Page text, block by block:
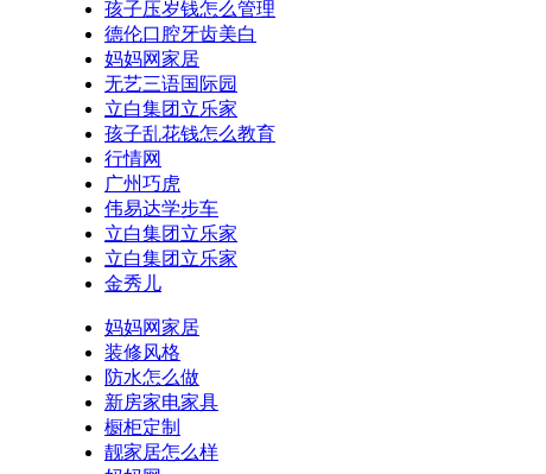
孩子压岁钱怎么管理
德伦口腔牙齿美白
妈妈网家居
无艺三语国际园
立白集团立乐家
孩子乱花钱怎么教育
行情网
广州巧虎
伟易达学步车
立白集团立乐家
立白集团立乐家
金秀儿
妈妈网家居
装修风格
防水怎么做
新房家电家具
橱柜定制
靓家居怎么样